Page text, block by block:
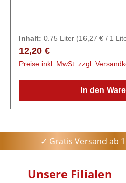
Inhalt: 0.75 Liter (16,27 € / 1
Regulärer Preis:
12,20 €
Preise inkl. MwSt. zzgl.
In den
✓ Gratis Versand ab
Unsere Filialen